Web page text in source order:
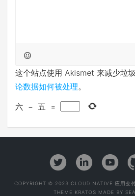
这个站点使用 Akismet 来减少垃圾
论数据如何被处理。
六 − 五 =
COPYRIGHT © 2023 CLOUD NATIVE 应用交
THEME KRATOS MADE BY